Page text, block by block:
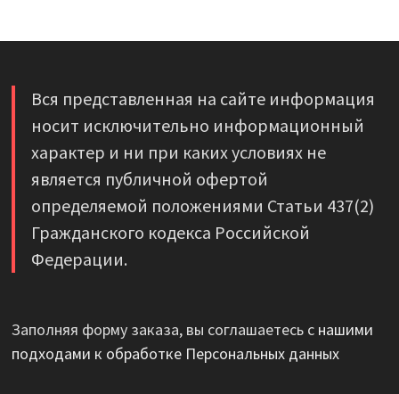
Вся представленная на сайте информация
носит исключительно информационный
характер и ни при каких условиях не
является публичной офертой
определяемой положениями Статьи 437(2)
Гражданского кодекса Российской
Федерации.
Заполняя форму заказа, вы соглашаетесь с нашими
подходами к обработке Персональных данных